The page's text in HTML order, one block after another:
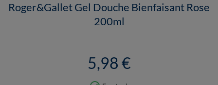
Roger&Gallet Gel Douche Bienfaisant Rose
200ml
5,98 €